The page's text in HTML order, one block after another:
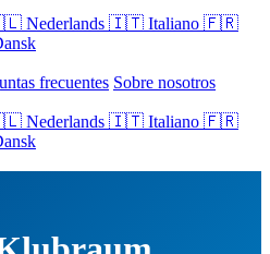
Nederlands 🇮🇹 Italiano 🇫🇷
frecuentes Sobre nosotros
Nederlands 🇮🇹 Italiano 🇫🇷